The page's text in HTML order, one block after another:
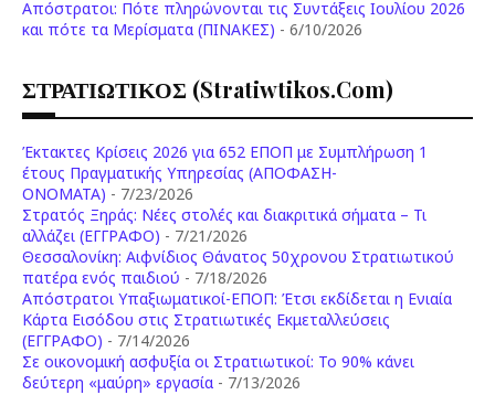
Aπόστρατοι: Πότε πληρώνονται τις Συντάξεις Ιουλίου 2026
και πότε τα Μερίσματα (ΠΙΝΑΚΕΣ) - 6/10/2026
ΣΤΡΑΤΙΩΤΙΚΟΣ (stratiwtikos.com)
Έκτακτες Κρίσεις 2026 για 652 ΕΠΟΠ με Συμπλήρωση 1
έτους Πραγματικής Υπηρεσίας (ΑΠΟΦΑΣΗ-
ONOMATA) - 7/23/2026
Στρατός Ξηράς: Νέες στολές και διακριτικά σήματα – Τι
αλλάζει (ΕΓΓΡΑΦΟ) - 7/21/2026
Θεσσαλονίκη: Αιφνίδιος Θάνατος 50χρονου Στρατιωτικού
πατέρα ενός παιδιού - 7/18/2026
Απόστρατοι Υπαξιωματικοί-ΕΠΟΠ: Έτσι εκδίδεται η Ενιαία
Κάρτα Εισόδου στις Στρατιωτικές Εκμεταλλεύσεις
(ΕΓΓΡΑΦΟ) - 7/14/2026
Σε οικονομική ασφυξία οι Στρατιωτικοί: Το 90% κάνει
δεύτερη «μαύρη» εργασία - 7/13/2026